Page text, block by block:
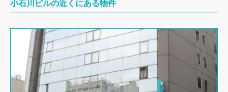
小石川ビルの近くにある物件